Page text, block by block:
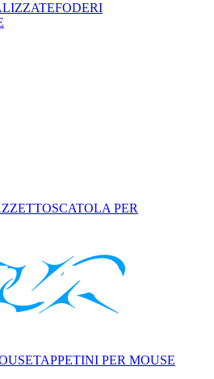
FODERI
SCATOLA PER
TAPPETINI PER MOUSE